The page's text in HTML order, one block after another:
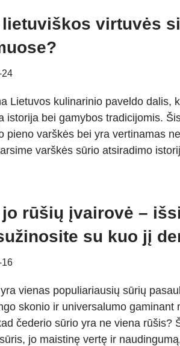
virtuvės
24
Lietuvos kulinarinio paveldo dalis,
istorija bei gamybos tradicijomis.
pieno varškės bei yra vertinamas
varškės sūrio atsiradimo
rūšių įvairovė –
su kuo jį
16
vienas populiariausių sūrių
skonio ir universalumo gaminant
čederio sūrio yra ne viena rūšis?
jo maistinę vertę ir